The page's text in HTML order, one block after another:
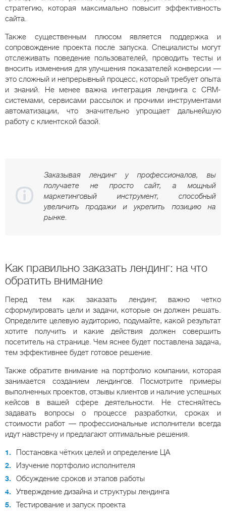
стратегию, которая максимально повысит эффективность
сайта.
Также существенным плюсом является поддержка и
сопровождение проекта после запуска. Специалисты могут
отслеживать поведение пользователей, проводить тесты и
вносить изменения для улучшения показателей конверсии —
это сложный и непрерывный процесс, который требует опыта
и знаний. Не менее важна интеграция лендинга с CRM-
системами, сервисами рассылок и прочими инструментами
автоматизации, что значительно упрощает дальнейшую
работу с клиентской базой.
Заказывая лендинг у профессионалов, вы
получаете не просто сайт, а мощный
маркетинговый инструмент, способный
увеличить продажи и укрепить позицию на
рынке.
Как правильно заказать лендинг: на что
обратить внимание
Перед тем как заказать лендинг, важно четко
сформулировать цели и задачи, которые он должен решать.
Определите целевую аудиторию, подумайте, какой результат
хотите получить и какие действия должен совершить
посетитель на странице. Чем яснее будет поставлена задача,
тем эффективнее будет готовое решение.
Также обратите внимание на портфолио компании, которая
занимается созданием лендингов. Посмотрите примеры
выполненных проектов, отзывы клиентов и наличие успешных
кейсов в вашей сфере деятельности. Не стесняйтесь
задавать вопросы о процессе разработки, сроках и
стоимости работ — профессиональные исполнители всегда
идут навстречу и предлагают оптимальные решения.
Постановка чётких целей и определение ЦА
Изучение портфолио исполнителя
Обсуждение сроков и этапов работы
Утверждение дизайна и структуры лендинга
Тестирование и запуск проекта